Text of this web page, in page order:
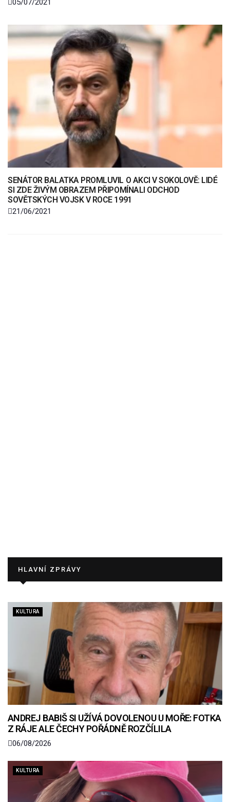
05/07/2021
SENÁTOR BALATKA PROMLUVIL O AKCI V SOKOLOVĚ: LIDÉ
SI ZDE ŽIVÝM OBRAZEM PŘIPOMÍNALI ODCHOD
SOVĚTSKÝCH VOJSK V ROCE 1991
21/06/2021
HLAVNÍ ZPRÁVY
KULTURA
ANDREJ BABIŠ SI UŽÍVÁ DOVOLENOU U MOŘE: FOTKA
Z RÁJE ALE ČECHY POŘÁDNĚ ROZČÍLILA
06/08/2026
KULTURA